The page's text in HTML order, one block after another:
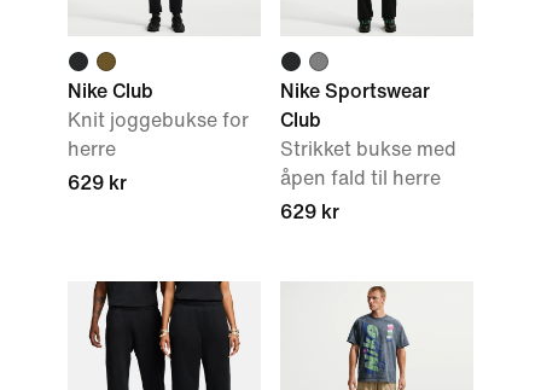
Nike Club
Knit joggebukse for
herre
629 kr
Nike Sportswear
Club
Strikket bukse med
åpen fald til herre
629 kr